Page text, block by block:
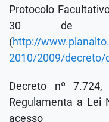
Protocolo
30 de
(http://
2010/2009/decreto/
Decreto nº
Regulamenta a Lei
acesso